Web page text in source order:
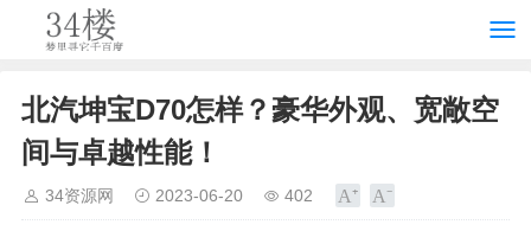
北汽坤宝D70怎样？豪华外观、宽敞空
间与卓越性能！
34资源网 2023-06-20 402